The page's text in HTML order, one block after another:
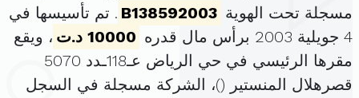
مسجلة تحت الهوية B138592003 . تم تأسيسها في
4 جويلية 2003 برأس مال قدره
10000 د.ت
، ويقع
مقرها الرئيسي في حي الرياض عـ118ـدد 5070
قصرهلال المنستير ()، الشركة مسجلة في السجل